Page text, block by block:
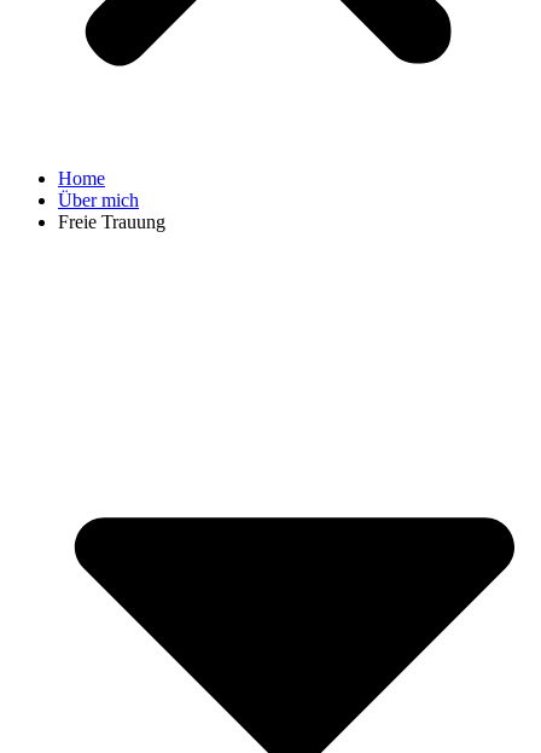
Home
Über mich
Freie Trauung